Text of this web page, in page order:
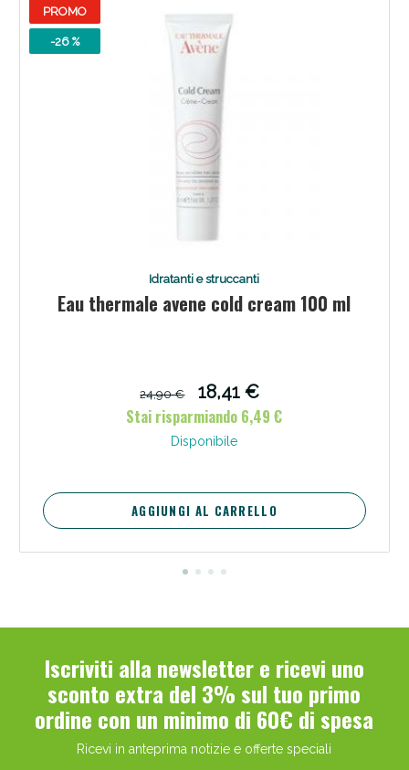
PROMO
-26 %
Idratanti e struccanti
Eau thermale avene cold cream 100 ml
24,90 €
18,41 €
Stai risparmiando 6,49 €
Disponibile
AGGIUNGI AL CARRELLO
Iscriviti alla newsletter e ricevi uno
sconto extra del 3% sul tuo primo
ordine con un minimo di 60€ di spesa
Ricevi in anteprima notizie e offerte speciali